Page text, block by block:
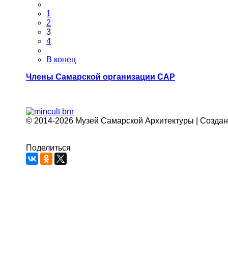
1
2
3
4
В конец
Члены Самарской организации САР
© 2014-2026 Музей Самарской Архитектуры |
Поделиться